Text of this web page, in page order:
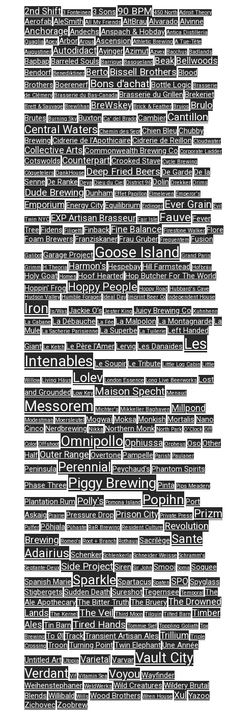
2nd Shift 3 Fonteinen 3 Sons 90 BPM 450 North Adroit Theory
Aerofab AleSmith All My Friends AltBrau Alvarado Alvinne
Anchorage Andechs Anspach & Hobday Antica Distilleria
Quaglia Apex Arbor Arpus Ascension Athletic Brewing A Tue-Tête
Augustiner AutodidactAyingerAzimut Azvex Bacchus Badlands
Bapbap Barreled Souls Barrique Basqueland Beak Bellwoods
Bendorf Benediktiner Berto Bissell Brothers Blood
Brothers Boerenerf Bons d'achat Bottle Logic Brasserie
de Clémery Brasserie du Bas-Canada Brasserie du Grillen Brekeriet
Brett & Sauvage Brewlihan BreWskey Brick & Feather Brujos Brulo
Brutes Burning Sky Buxton Ca' del Brado Cambier Cantillon
Central Waters Chemin des Sept Chien Bleu Chubby
Brewing Cidrerie de l'Apothicaire Cidrerie de Reillon Cloudwater
Collective Arts Commonwealth Brewing Co Corporate Ladder
Cotswolds CounterpartCrooked Stave Cycle Brewing
Côquetelers DankHouse Deep Fried Beers De Garde De la
Senne De Ranke Deya Dieu du Ciel District 96 Dolin Drekker Drims
Dude Brewing Dunham Effet Papillon Elmeleven Emperor's
Emporium Energy CityEquilibrium Erdinger Ever Grain Evil
Twin NYC EXP Artisan Brasseur Fair Isle Fauve Fever
Tree Fidens Filipetti Finback Fine Balance Firestone Walker Flore
Foam Brewers FranziskanerFrau Gruber Frequentem Fusion
Galibot Garage Project Goose Island
Grand Paris
Grimm H.Theoria Harmon's HespebayHill Farmstead Hofbräu
Holy Goat Homes Hoof Hearted Hop Butcher For The World
Hoppin' Frog Hoppy People Hoppy Road Hubbard's Cave
Hudson Valley Humble Forager Ideal Day Imprint Beer Co Independent House
Iron Is/Was Jackie O's Jester King Juicy Brewing Co Kuhnhenn
La Cabane La Débauche La Fée La Malpolon La Montagnarde La
Mule La Sacherie Parisienne La Superbe La Tuilerie Left Handed
Giant Le Ketch Le Père l'AmerLervig Les Danaïdes Les
Intenables Le SoupirLe Tribute Little Log Cabin Little
Willow Living Häus Lolev London Essence Long Live Beerworks Lost
and Grounded Low Key Maison Specht Menaud
Messorem Michter's Mikkeller Baghaven Millpond
Modestman Moersleutel MogwaïMoksaMonkish Mortalis Nano
Cinco Nerdbrewing Nikka Northern Monk North Park O'Clock Off
Color Offshoot Omnipollo Ophiussa Orpheus Oso Other
Half Outer Range Overtone Pampelle Parish Paulaner
Peninsula Perennial Peychaud's Phantom Spirits
Phase Three Piggy Brewing Pinta Pips Meadery
Plantation Rum Polly's Pomona Island Popihn Port
Askaig Prairie Pressure Drop Prison City Private Press Prizm
Pulfer Põhjala Pühaste RaR Brewing Resident Culture Revolution
Brewing Romeo's Root + Branch Rothaus Sacrilège Sante
Adairius Schenker Schlenkerla Schneider Weisse Schramm's
Septante-Deux Side ProjectSiren Sir John Smooj Soma Soquee
Spanish Marie SparkleSpartacus Spaten SPO Spyglass
Stigbergets Sudden Death SureshotTegernsee Temporal The
Ale ApothecaryThe Bitter Truth The BrueryThe Drowned
Lands The Kernel The Veil Third Moon Tilquin Tilted Barn Timber
Ales Tin Barn Tired Hands Tommie Sjef Toppling Goliath Tox
Brewing To Øl TrackTransient Artisan Ales Trillium Triple
Crossing Troon Turning PointTwin ElephantUne Année
Untitled Art Utopia Varietal VarvarVault City
Verdant Vif Vitamin Sea Voyou Wayfinder
Weihenstephaner WeldWerks Wild Creatures Wildery Brutal
Blends Willibald Wills Wood Brothers Wren House Xul Yazoo
Zichovec Zoobrew